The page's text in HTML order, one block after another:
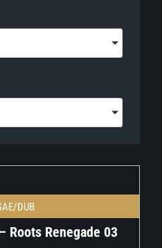
DUB
Roots Renegade 03